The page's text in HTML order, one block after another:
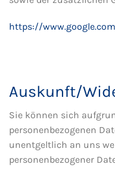
https://
Auskunft/
Sie können sich
personenbezogenen
unentgeltlich an uns
personenbezogener